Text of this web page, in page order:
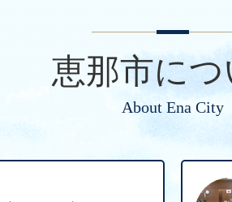
恵那市に
About Ena City